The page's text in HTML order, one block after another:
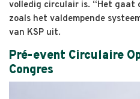
volledig circulair is. “Het gaat
zoals het valdempende
van KSP uit.
Pré-event Circulaire
Congres